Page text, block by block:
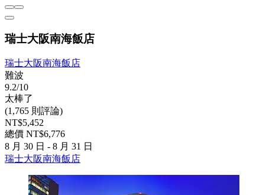
瑞士大阪南海飯店
瑞士大阪南海飯店
難波
9.2/10
太棒了
(1,765 則評論)
NT$5,452
總價 NT$6,776
8 月 30 日 - 8 月 31 日
瑞士大阪南海飯店